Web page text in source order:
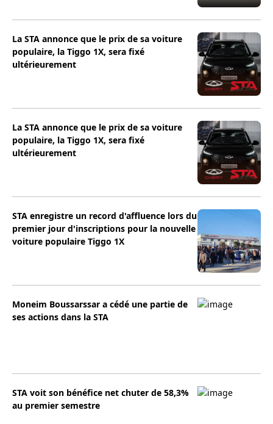
La STA annonce que le prix de sa voiture
populaire, la Tiggo 1X, sera fixé
ultérieurement
La STA annonce que le prix de sa voiture
populaire, la Tiggo 1X, sera fixé
ultérieurement
STA enregistre un record d'affluence lors du
premier jour d'inscriptions pour la nouvelle
voiture populaire Tiggo 1X
Moneim Boussarssar a cédé une partie de
ses actions dans la STA
STA voit son bénéfice net chuter de 58,3%
au premier semestre